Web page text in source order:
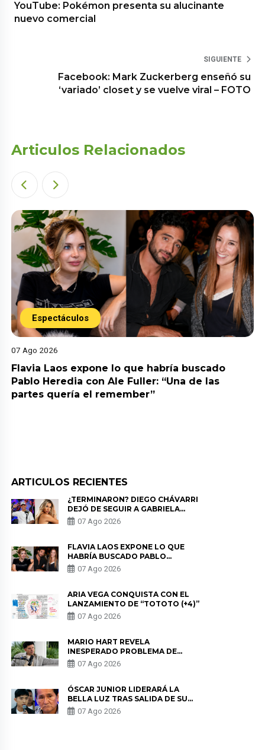
YouTube: Pokémon presenta su alucinante
nuevo comercial
SIGUIENTE
Facebook: Mark Zuckerberg enseñó su
‘variado’ closet y se vuelve viral – FOTO
Articulos Relacionados
Espectáculos
07 Ago 2026
Flavia Laos expone lo que habría buscado
Pablo Heredia con Ale Fuller: “Una de las
partes quería el remember”
ARTICULOS RECIENTES
¿TERMINARON? DIEGO CHÁVARRI
DEJÓ DE SEGUIR A GABRIELA
HERRERA Y ANUNCIA SU SALIDA
DE PÓDCAST
07 Ago 2026
FLAVIA LAOS EXPONE LO QUE
HABRÍA BUSCADO PABLO
HEREDIA CON ALE FULLER: “UNA
DE LAS PARTES QUERÍA EL
07 Ago 2026
ARIA VEGA CONQUISTA CON EL
LANZAMIENTO DE “TOTOTO (+4)”
07 Ago 2026
MARIO HART REVELA
INESPERADO PROBLEMA DE
SALUD ANTES DE SEPARARSE DE
KORINA: “ME ENCONTRARON UN
07 Ago 2026
ÓSCAR JUNIOR LIDERARÁ LA
BELLA LUZ TRAS SALIDA DE SU
PADRE POR POLÉMICA CON
NALDY SALDAÑA
07 Ago 2026